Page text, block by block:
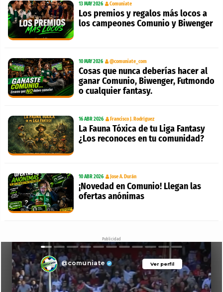
13 MAY 2026 Comuniate
Los premios y regalos más locos a
los campeones Comunio y Biwenger
10 MAY 2026 @comuniate_com
Cosas que nunca deberías hacer al
ganar Comunio, Biwenger, Futmondo
o cualquier fantasy.
16 ABR 2026 Francisco J. Rodríguez
La Fauna Tóxica de tu Liga Fantasy
¿Los reconoces en tu comunidad?
10 ABR 2026 Jose A. Durán
¡Novedad en Comunio! Llegan las
ofertas anónimas
Publicidad
Ver perfil
@comuniate Ver perfil